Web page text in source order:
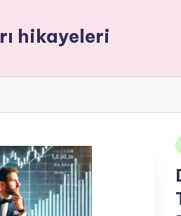
hikayeleri